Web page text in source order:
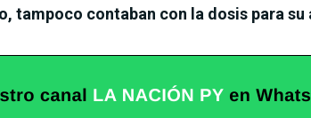
tampoco contaban con la dosis para su